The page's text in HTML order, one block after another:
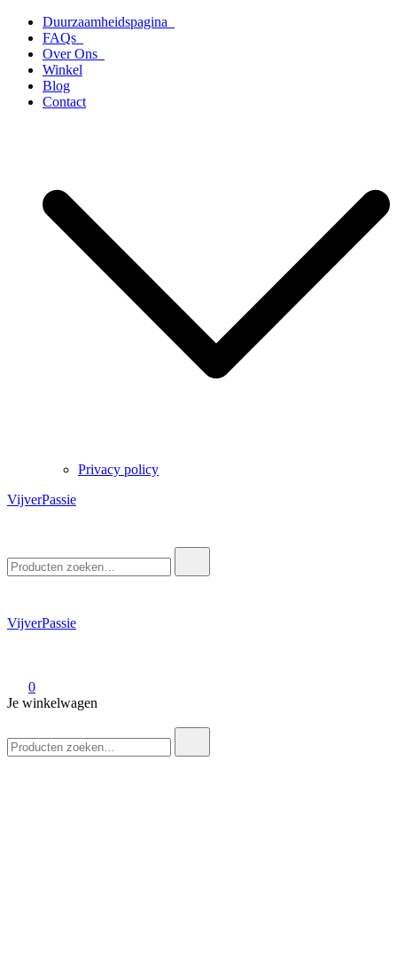
naar
inhoud
Duurzaamheidspagina
FAQs
Over Ons
Winkel
Blog
Contact
Privacy policy
VijverPassie
naar:
VijverPassie
0
Je winkelwagen
naar: